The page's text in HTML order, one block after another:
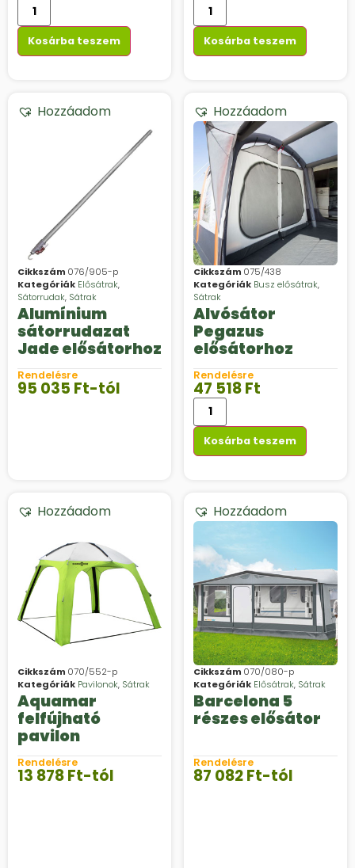
Kosárba teszem Kosárba teszem
Hozzáadom
Cikkszám 076/905-p
Kategóriák Elősátrak,
Sátorrudak, Sátrak
Alumínium
sátorrudazat
Jade elősátorhoz
Rendelésre
95 035 Ft-tól
Hozzáadom
Cikkszám 075/438
Kategóriák Busz elősátrak,
Sátrak
Alvósátor
Pegazus
elősátorhoz
Rendelésre
47 518Ft
Kosárba teszem
Hozzáadom
Cikkszám 070/552-p
Kategóriák Pavilonok, Sátrak
Aquamar
felfújható
pavilon
Rendelésre
13 878Ft-tól
Hozzáadom
Cikkszám 070/080-p
Kategóriák Elősátrak, Sátrak
Barcelona 5
részes elősátor
Rendelésre
87 082Ft-tól